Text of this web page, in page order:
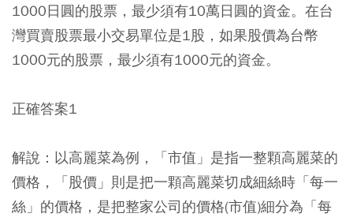
1000日圓的股票，最少須有10萬日圓的資金。在台
灣買賣股票最小交易單位是1股，如果股價為台幣
1000元的股票，最少須有1000元的資金。
正確答案1
解說：以高麗菜為例，「市值」是指一整顆高麗菜的
價格，「股價」則是把一顆高麗菜切成細絲時「每一
絲」的價格，是把整家公司的價格(市值)細分為「每